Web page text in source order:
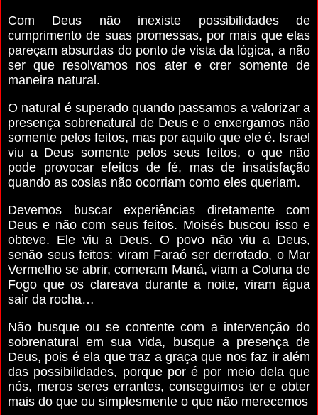
Com Deus não inexiste possibilidades de
cumprimento de suas promessas, por mais que elas
pareçam absurdas do ponto de vista da lógica, a não
ser que resolvamos nos ater e crer somente de
maneira natural.
O natural é superado quando passamos a valorizar a
presença sobrenatural de Deus e o enxergamos não
somente pelos feitos, mas por aquilo que ele é. Israel
viu a Deus somente pelos seus feitos, o que não
pode provocar efeitos de fé, mas de insatisfação
quando as cosias não ocorriam como eles queriam.
Devemos buscar experiências diretamente com
Deus e não com seus feitos. Moisés buscou isso e
obteve. Ele viu a Deus. O povo não viu a Deus,
senão seus feitos: viram Faraó ser derrotado, o Mar
Vermelho se abrir, comeram Maná, viam a Coluna de
Fogo que os clareava durante a noite, viram água
sair da rocha…
Não busque ou se contente com a intervenção do
sobrenatural em sua vida, busque a presença de
Deus, pois é ela que traz a graça que nos faz ir além
das possibilidades, porque por é por meio dela que
nós, meros seres errantes, conseguimos ter e obter
mais do que ou simplesmente o que não merecemos